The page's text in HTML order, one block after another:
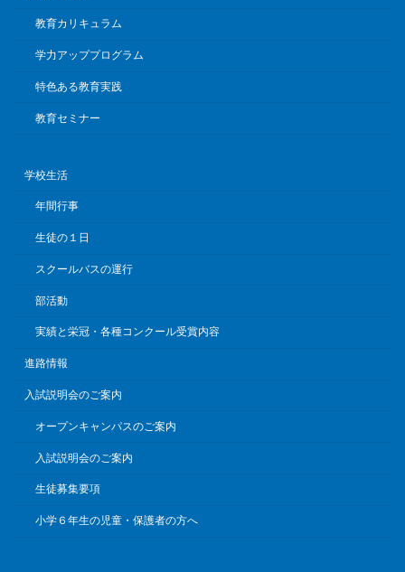
教育カリキュラム
学力アッププログラム
特色ある教育実践
教育セミナー
学校生活
年間行事
生徒の１日
スクールバスの運行
部活動
実績と栄冠・各種コンクール受賞内容
進路情報
入試説明会のご案内
オープンキャンパスのご案内
入試説明会のご案内
生徒募集要項
小学６年生の児童・保護者の方へ